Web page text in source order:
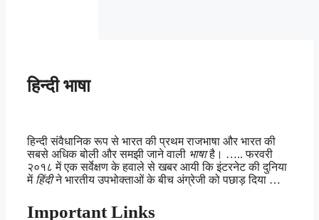
हिन्दी भाषा
हिन्दी संवैधानिक रूप से भारत की प्रथम राजभाषा और भारत की
सबसे अधिक बोली और समझी जाने वाली भाषाहै। ….. फरवरी
२०१८ में एक सर्वेक्षण के हवाले से खबर आयी कि इंटरनेट की दुनिया
में हिंदीने भारतीय उपभोक्ताओं के बीच अंग्रेजी को पछाड़ दिया …
Important Links